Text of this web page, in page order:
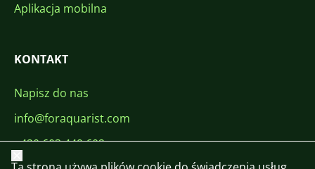
Aplikacja mobilna
KONTAKT
Napisz do nas
info@foraquarist.com
+420 603 449 602
Zamknij